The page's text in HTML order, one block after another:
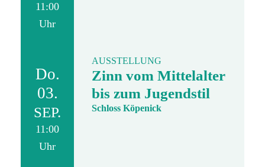
11:00
Uhr
Do.
03.
SEP.
11:00
Uhr
AUSSTELLUNG
Zinn vom Mittelalter
bis zum Jugendstil
Schloss Köpenick